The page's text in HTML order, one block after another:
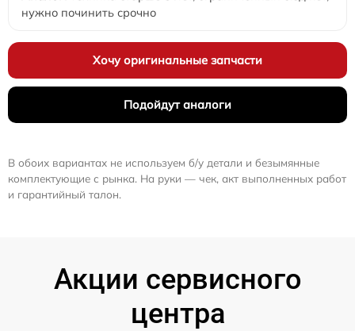
нужно починить срочно
Хочу оригинальные запчасти
Подойдут аналоги
В обоих вариантах не используем б/у детали и безымянные
комплектующие с рынка. На руки — чек, акт выполненных работ
и гарантийный талон.
Акции сервисного
центра